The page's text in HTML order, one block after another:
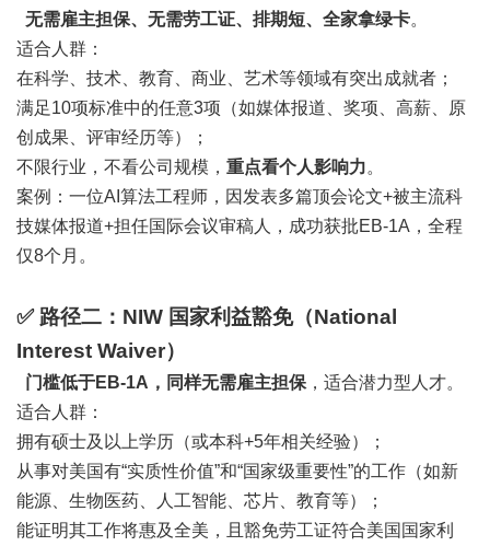
无需雇主担保、无需劳工证、排期短、全家拿绿卡。
适合人群：
在科学、技术、教育、商业、艺术等领域有突出成就者；
满足10项标准中的任意3项（如媒体报道、奖项、高薪、原
创成果、评审经历等）；
不限行业，不看公司规模， 重点看个人影响力。
案例：一位AI算法工程师，因发表多篇顶会论文+被主流科
技媒体报道+担任国际会议审稿人，成功获批EB-1A，全程
仅8个月。
✅ 路径二：NIW 国家利益豁免（National
Interest Waiver）
门槛低于EB-1A，同样无需雇主担保 ，适合潜力型人才。
适合人群：
拥有硕士及以上学历（或本科+5年相关经验）；
从事对美国有“实质性价值”和“国家级重要性”的工作（如新
能源、生物医药、人工智能、芯片、教育等）；
能证明其工作将惠及全美，且豁免劳工证符合美国国家利